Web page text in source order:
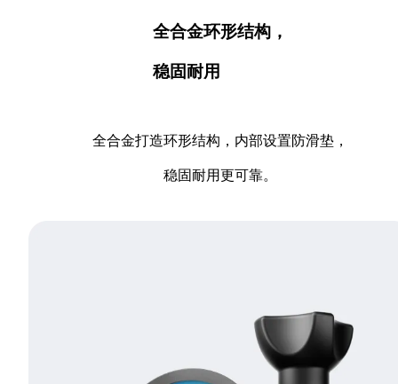
全合金环形结构，
稳固耐用
全合金打造环形结构，内部设置防滑垫，
稳固耐用更可靠。